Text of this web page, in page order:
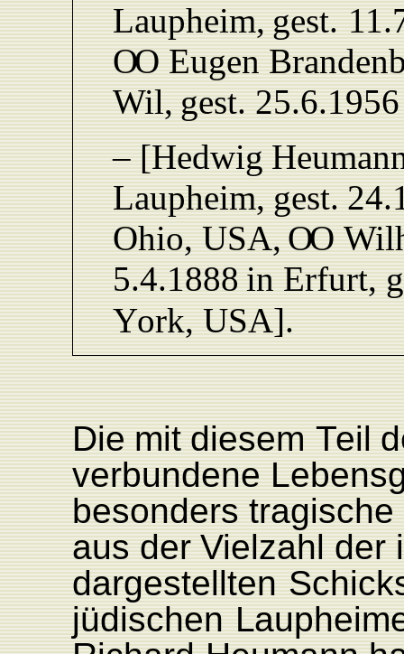
Laupheim, gest.
OO Eugen
Wil,gest.
–[Hedwig
Laupheim, gest.
Ohio, USA,OO
5.4.1888in Erfurt,
York, USA].
Die mit diesem Teil
verbundene L
besonders tragische
aus der Vielzahl der
dargestellten
jüdischen L